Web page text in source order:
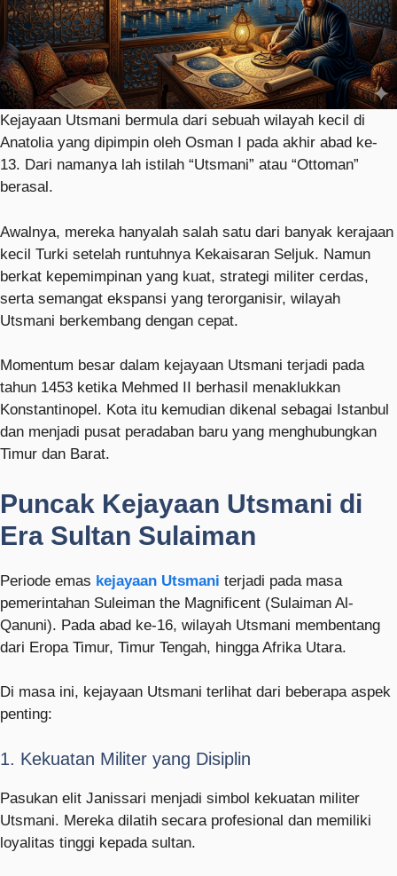
Kejayaan Utsmani bermula dari sebuah wilayah kecil di
Anatolia yang dipimpin oleh Osman I
pada akhir abad ke-
13. Dari namanya lah istilah “Utsmani” atau “Ottoman”
berasal.
Awalnya, mereka hanyalah salah satu dari banyak kerajaan
kecil Turki setelah runtuhnya Kekaisaran Seljuk. Namun
berkat kepemimpinan yang kuat, strategi militer cerdas,
serta semangat ekspansi yang terorganisir, wilayah
Utsmani berkembang dengan cepat.
Momentum besar dalam kejayaan Utsmani terjadi pada
tahun 1453 ketika Mehmed II
berhasil menaklukkan
Konstantinopel. Kota itu kemudian dikenal sebagai Istanbul
dan menjadi pusat peradaban baru yang menghubungkan
Timur dan Barat.
Puncak Kejayaan Utsmani di
Era Sultan Sulaiman
Periode emas kejayaan Utsmani terjadi pada masa
pemerintahan Suleiman the Magnificent (Sulaiman Al-
Qanuni). Pada abad ke-16, wilayah Utsmani membentang
dari Eropa Timur, Timur Tengah, hingga Afrika Utara.
Di masa ini, kejayaan Utsmani terlihat dari beberapa aspek
penting:
1. Kekuatan Militer yang Disiplin
Pasukan elit Janissari menjadi simbol kekuatan militer
Utsmani. Mereka dilatih secara profesional dan memiliki
loyalitas tinggi kepada sultan.